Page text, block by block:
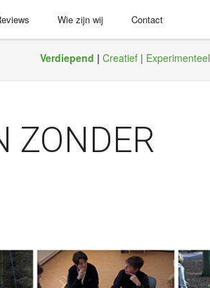
Wie zijn wij Contact
Verdiepend | Creatief| Experimenteel
ZONDER